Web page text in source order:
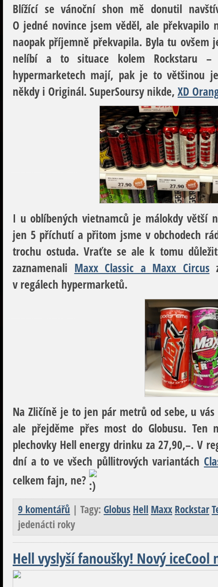
Blížící se vánoční shon mě donutil
O jedné novince jsem věděl, ale překvapilo
naopak příjemně překvapila. Byla tu ovšem
nelíbí a to situace kolem Rockstaru
hypermarketech mají, pak je to většinou
někdy i Originál. SuperSoursy nikde, XD
I u oblíbených vietnamců je málokdy větší
jen 5 příchutí a přitom jsme v obchodech
trochu ostuda. Vraťte se ale k tomu
zaznamenali Maxx Classic a Maxx Circus
v regálech hypermarketů.
Na Zličíně je to jen pár metrů od sebe, u
ale přejděme přes most do Globusu.
plechovky Hell energy drinku za 27,90,–. V
dní a to ve všech půllitrových variantách
celkem fajn, ne?
9 komentářů | Tagy: Globus Hell Maxx Rockstar
jedenácti roky
Hell vyslyší fanoušky! Nový